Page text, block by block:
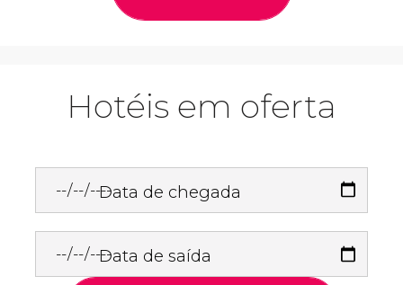
Hotéis em oferta
Data de chegada
Data de saída